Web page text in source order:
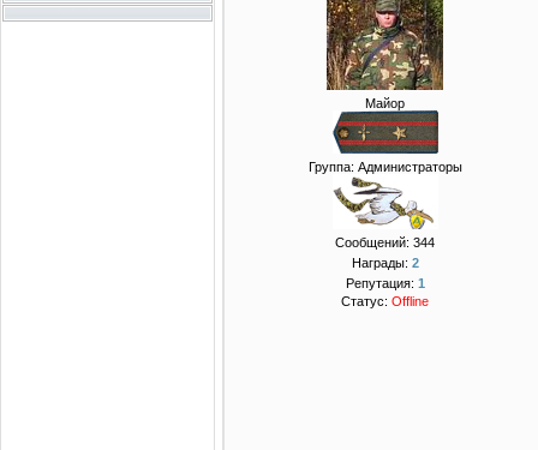
Майор
Группа: Администраторы
Сообщений: 344
Награды: 2
Репутация: 1
Статус: Offline